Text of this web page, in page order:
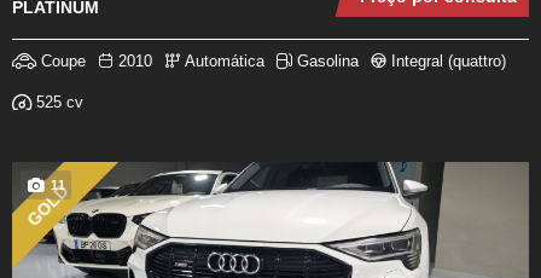
PLATINUM
Coupe 2010 Automática Gasolina Integral (quattro)
525 cv
11
GOLD